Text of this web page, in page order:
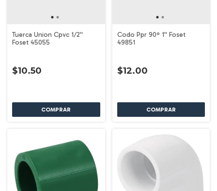
Tuerca Union Cpvc 1/2''
Foset 45055
$10.50
Codo Ppr 90º 1'' Foset
49851
$12.00